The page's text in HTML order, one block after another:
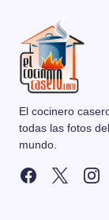
El cocinero
todas las fotos
mundo.